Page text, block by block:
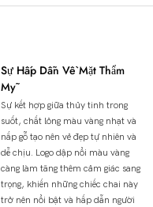
Sự Hấp Dẫn Về Mặt Thẩm
Mỹ
Sự kết hợp giữa thủy tinh trong
suốt, chất lỏng màu vàng nhạt và
nắp gỗ tạo nên vẻ đẹp tự nhiên và
dễ chịu. Logo dập nổi màu vàng
càng làm tăng thêm cảm giác sang
trọng, khiến những chiếc chai này
trở nên nổi bật và hấp dẫn người